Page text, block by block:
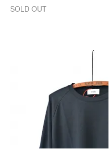
SOLD OUT